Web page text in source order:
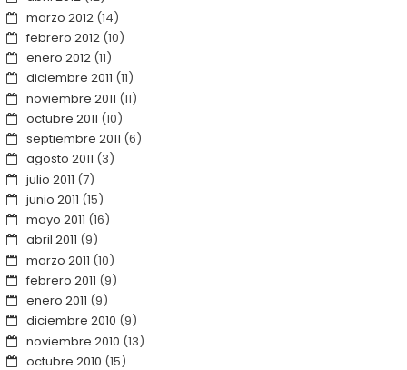
marzo 2012(14)
febrero 2012(10)
enero 2012(11)
diciembre 2011 (11)
noviembre 2011 (11)
octubre 2011 (10)
septiembre 2011 (6)
agosto 2011 (3)
julio 2011 (7)
junio 2011 (15)
mayo 2011 (16)
abril 2011 (9)
marzo 2011 (10)
febrero 2011 (9)
enero 2011 (9)
diciembre 2010 (9)
noviembre 2010 (13)
octubre 2010 (15)